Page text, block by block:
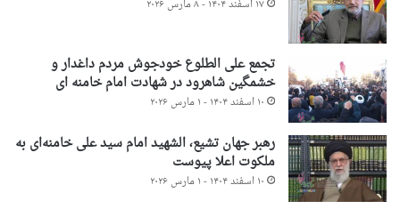
۱۷ اسفند ۱۴۰۴ - ۸ مارس ۲۰۲۶
تجمع علی الطلوع خودجوش مردم داغدار و
خشمگین شاهرود در شهادت امام خامنه ای
۱۰ اسفند ۱۴۰۴ - ۱ مارس ۲۰۲۶
رهبر جهان تشیع، الشهید امام سید علی خامنه‌ای به
ملکوت اعلا پیوست
۱۰ اسفند ۱۴۰۴ - ۱ مارس ۲۰۲۶